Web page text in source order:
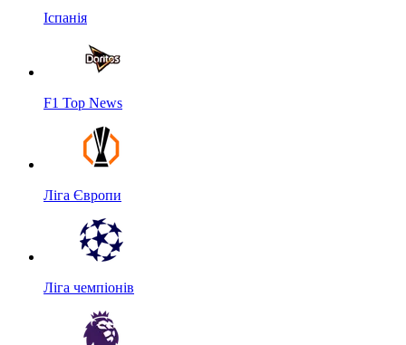
Іспанія
F1 Top News
Ліга Європи
Ліга чемпіонів